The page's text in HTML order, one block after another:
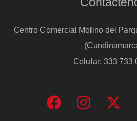
Centro Comercial Molino del
Celular: 333 733